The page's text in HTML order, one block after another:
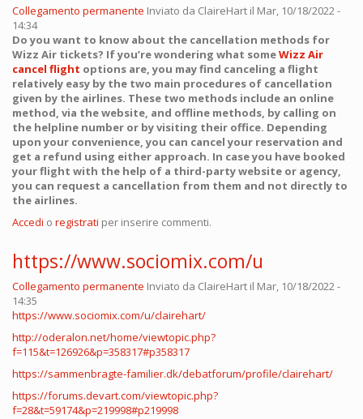
Collegamento permanente Inviato da ClaireHart il Mar, 10/18/2022 -
14:34
Do you want to know about the cancellation methods for
Wizz Air tickets? If you’re wondering what someWizz Air
cancel flight options are, you may find canceling a flight
relatively easy by the two main procedures of cancellation
given by the airlines. These two methods include an online
method, via the website, and offline methods, by calling on
the helpline number or by visiting their office. Depending
upon your convenience, you can cancel your reservation and
get a refund using either approach. In case you have booked
your flight with the help of a third-party website or agency,
you can request a cancellation from them and not directly to
the airlines.
Accedi o registrati per inserire commenti.
https://www.sociomix.com/u
Collegamento permanente Inviato da ClaireHart il Mar, 10/18/2022 -
14:35
https://www.sociomix.com/u/clairehart/
http://oderalon.net/home/viewtopic.php?
f=115&t=126926&p=358317#p358317
https://sammenbragte-familier.dk/debatforum/profile/clairehart/
https://forums.devart.com/viewtopic.php?
f=28&t=59174&p=219998#p219998